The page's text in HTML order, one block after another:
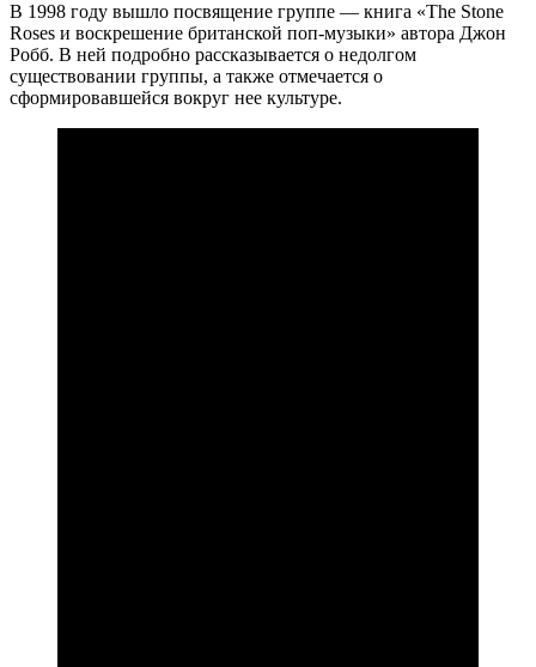
В 1998 году вышло посвящение группе — книга «The Stone
Roses и воскрешение британской поп-музыки» автора Джон
Робб. В ней подробно рассказывается о недолгом
существовании группы, а также отмечается о
сформировавшейся вокруг нее культуре.